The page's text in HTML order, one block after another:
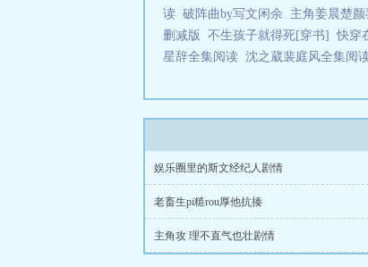
读 破阵曲by写文闲余 主角姜晨楚
删减版
不生孩子就得死[穿书] 快穿
星辞全集阅读 沈之葳裴庭风全集阅
娱乐圈里的斯文经纪人剧情
老畜生pi糙rou厚他抗揍
主角攻 理不直气也壮剧情